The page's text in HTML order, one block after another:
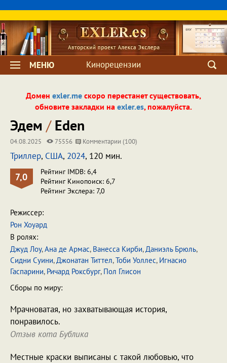
МЕНЮ Кинорецензии
Домен exler.me скоро перестанет существовать,
обновите закладки на exler.es, пожалуйста.
Эдем /Eden
04.08.2025 75556 Комментарии (100)
Триллер, США, 2024, 120 мин.
7,0
Рейтинг IMDB: 6,4
Рейтинг Кинопоиск: 6,7
Рейтинг Экслера: 7,0
Режиссер:
Рон Хоуард
В ролях:
Джуд Лоу,Ана де Армас, Ванесса Кирби,Даниэль Брюль,
Сидни Суини,Джонатан Титтел,Тоби Уоллес, Игнасио
Гаспарини, Ричард Роксбург, Пол Глисон
Сборы по миру:
Мрачноватая, но захватывающая история,
понравилось.
Отзыв кота Бублика
Местные краски выписаны с такой любовью, что